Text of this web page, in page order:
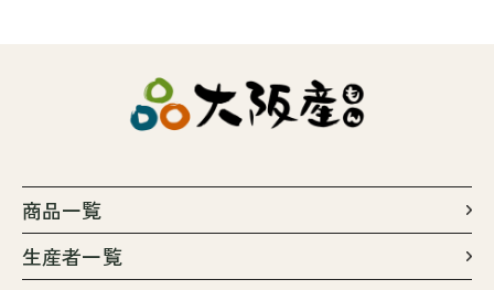
商品一覧
生産者一覧